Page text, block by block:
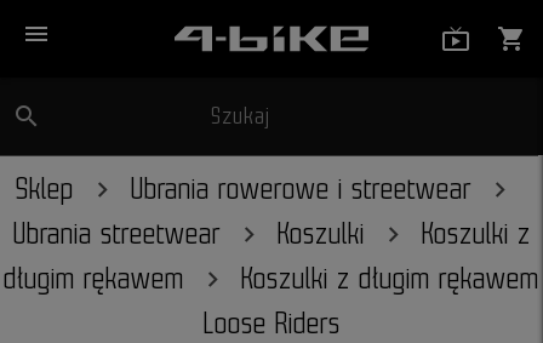
menu shopping_cart
search Szukaj
Sklep
Ubrania rowerowe i streetwear
Ubrania streetwear
Koszulki
Koszulki z
długim rękawem
Koszulki z długim rękawem
Loose Riders